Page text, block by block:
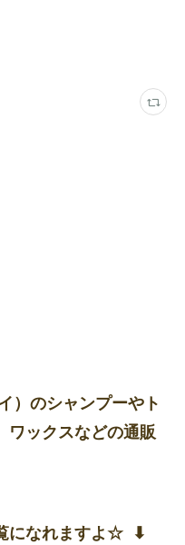
）のシャンプーやト
ワックスなどの通販
になれますよ☆ ⬇︎